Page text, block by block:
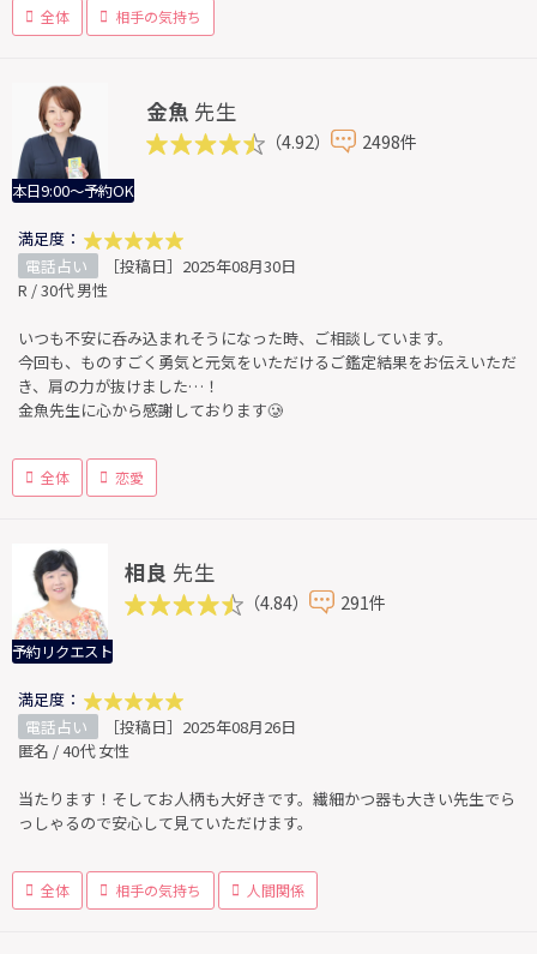
全体 相手の気持ち
本日9:00～予約OK
金魚 先生
（4.92） 2498件
満足度：
電話占い
［投稿日］2025年08月30日
R / 30代 男性
いつも不安に呑み込まれそうになった時、ご相談しています。
今回も、ものすごく勇気と元気をいただけるご鑑定結果をお伝えいただ
き、肩の力が抜けました…！
金魚先生に心から感謝しております🥲
全体 恋愛
予約リクエスト
相良 先生
（4.84） 291件
満足度：
電話占い
［投稿日］2025年08月26日
匿名 / 40代 女性
当たります！そしてお人柄も大好きです。繊細かつ器も大きい先生でら
っしゃるので安心して見ていただけます。
全体 相手の気持ち 人間関係